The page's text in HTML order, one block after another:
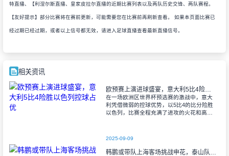
特直播、【利涅尔斯直播、皇家皮拉尔直播的近期比赛列表以及两队历史交锋、两队赛程。
【友好提示】部分比赛将在赛前更新，可能需要您在比赛前再刷新查看。 如果本页面比赛已
经过期已经过期，或者以上信号都无效，请进入足球直播查看最新直播信号。
相关资讯
欧预赛上演进球盛宴，意大利5比4险胜以色列控球占优
在一场欧洲区世界杯预选赛的激战中，意大
利凭借微弱的控球优势，以5比4的比分险胜
以色列，比赛全程充满了进攻的火花和高效
2025-09-09